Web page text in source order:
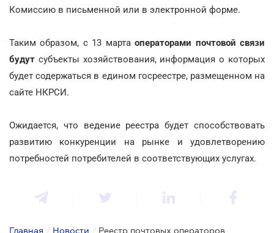
Комиссию в письменной или в электронной форме.
Таким образом, с 13 мартаоператорами почтовой связи
будут субъекты хозяйствования, информация о которых
будет содержаться в едином госреестре, размещенном на
сайте НКРСИ.
Ожидается, что ведение реестра будет способствовать
развитию конкуренции на рынке и удовлетворению
потребностей потребителей в соответствующих услугах.
Главная / Новости / Реестр почтовых операторов